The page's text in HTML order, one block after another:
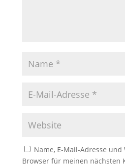
Name, E-Mail-Adresse
Browser für meinen nächsten